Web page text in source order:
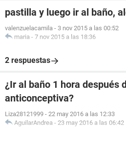
pastilla y luego ir al baño,
valenzuelacamila - 3 nov 2015 a las 00:52
maria - 7 nov 2015 a las 18:36
2 respuestas
¿Ir al baño 1 hora después
anticonceptiva?
Liza28121999 - 22 may 2016 a las 12:33
AguilarAndrea - 23 may 2016 a las 06:42